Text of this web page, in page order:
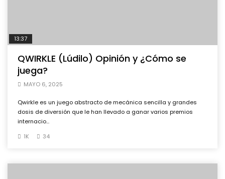
13:37
QWIRKLE (Lúdilo) Opinión y ¿Cómo se
juega?
MAYO 6, 2025
Qwirkle es un juego abstracto de mecánica sencilla y grandes
dosis de diversión que le han llevado a ganar varios premios
internacio...
1K
34